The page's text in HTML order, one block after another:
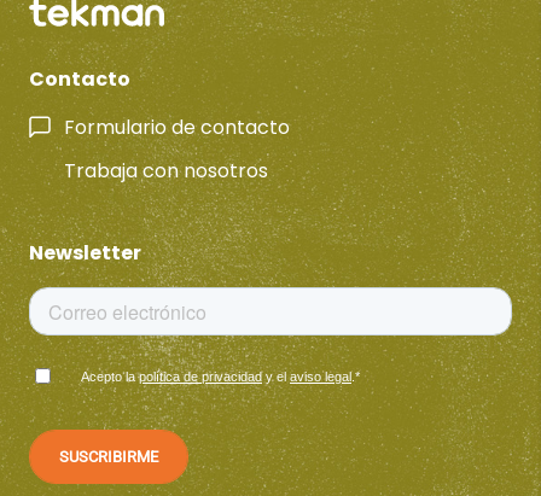
Contacto
Formulario de contacto
Trabaja con nosotros
Newsletter
Acepto lapolítica de privacidady el aviso legal.*